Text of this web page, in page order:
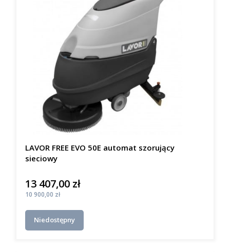
LAVOR FREE EVO 50E automat szorujący
sieciowy
Cena
13 407,00 zł
Cena
10 900,00 zł
Niedostępny